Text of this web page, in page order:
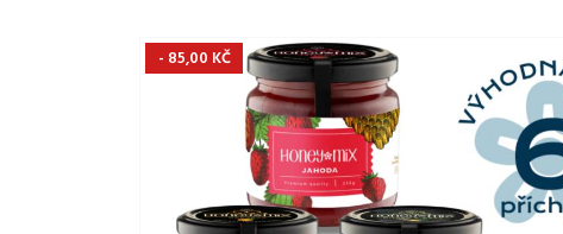
- 85,00 KČ